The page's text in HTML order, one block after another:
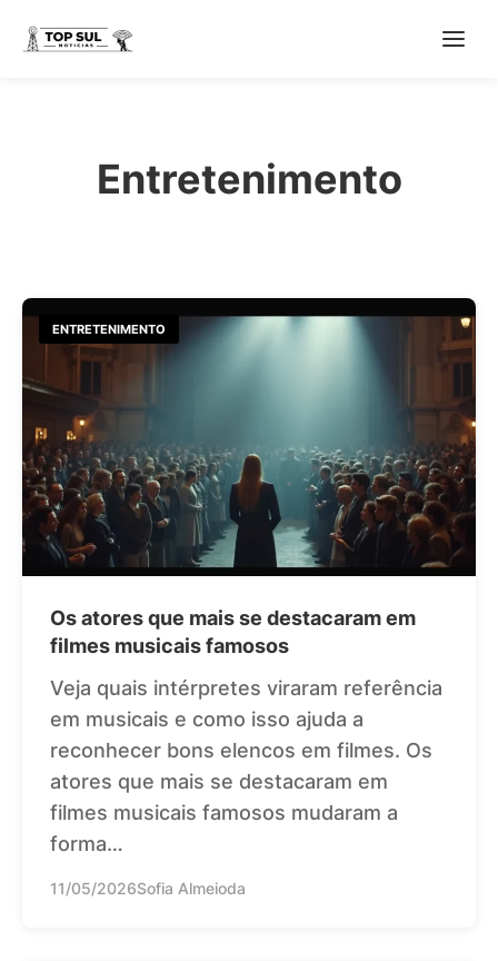
Entretenimento
ENTRETENIMENTO
Os atores que mais se destacaram em
filmes musicais famosos
Veja quais intérpretes viraram referência
em musicais e como isso ajuda a
reconhecer bons elencos em filmes. Os
atores que mais se destacaram em
filmes musicais famosos mudaram a
forma…
11/05/2026Sofia Almeioda